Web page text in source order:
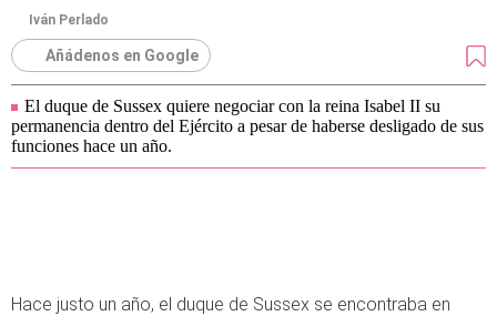
Iván Perlado
Añádenos en Google
El duque de Sussex quiere negociar con la reina Isabel II su
permanencia dentro del Ejército a pesar de haberse desligado de sus
funciones hace un año.
Hace justo un año, el duque de Sussex se encontraba en